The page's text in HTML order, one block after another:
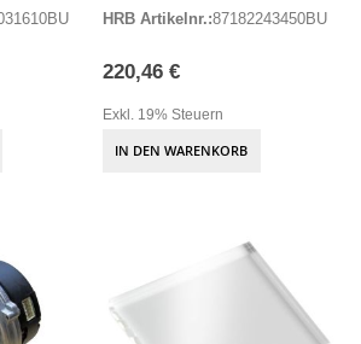
HRB Artikelnr.:87182243450BU
220,46 €
Exkl. 19% Steuern
IN DEN WARENKORB